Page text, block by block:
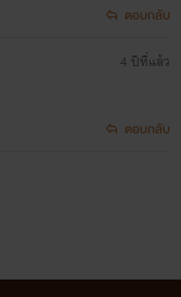
ตอบกลับ
4 ปีที่แล้ว
ตอบกลับ